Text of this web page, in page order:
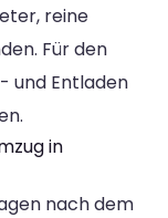
reine
Für den
und Entladen
in
nach dem